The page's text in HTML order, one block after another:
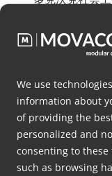
We use
information about
of providing the
personalized and
consenting to these
such as browsing
会企业，为面
培训。该企业
有意义的工作。
我们很高兴有
事实证明，他
成产品组装前
能找到一家与